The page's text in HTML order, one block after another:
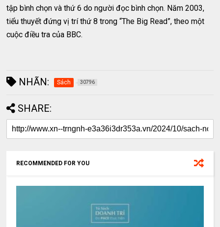
tập bình chọn và thứ 6 do người đọc bình chọn. Năm 2003,
tiểu thuyết đứng vị trí thứ 8 trong “The Big Read”, theo một
cuộc điều tra của BBC.
NHÃN: Sách 30796
SHARE:
RECOMMENDED FOR YOU